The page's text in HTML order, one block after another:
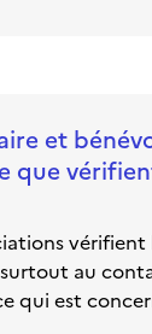
et
que
vérifient
au
qui est